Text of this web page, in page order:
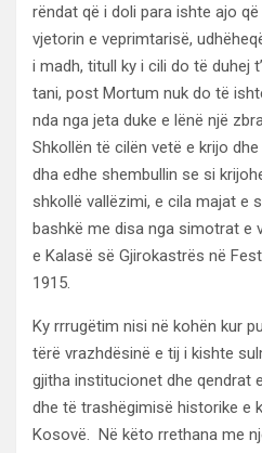
rëndat që i doli para ishte ajo
vjetorin e veprimtarisë,
i madh, titull ky i cili do të duhej
tani, post Mortum nuk do të
nda nga jeta duke e lënë një
Shkollën të cilën vetë e krijo
dha edhe shembullin se si
shkollë vallëzimi, e cila majat e
bashkë me disa nga simotrat e
e Kalasë së Gjirokastrës në
1915.
Ky rrrugëtim nisi në kohën kur
tërë vrazhdësinë e tij i kishte
gjitha institucionet dhe qendrat
dhe të trashëgimisë historike e
Kosovë. Në këto rrethana me